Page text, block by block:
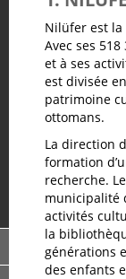
Nilüfer est
Avec ses
et à ses
est divisée
patrimoine
ottomans.
La direction
formation
recherche.
municipalité
activités
la
générations
des enfants